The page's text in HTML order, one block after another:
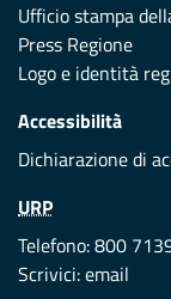
Ufficio stampa
Press Regione
Logo e identità
Accessibilità
Dichiarazione di
URP
Telefono: 800
Scrivici:email